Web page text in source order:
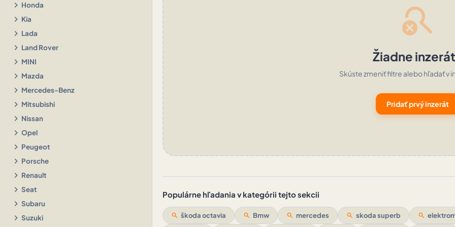
chevron_right Honda
chevron_right Kia
chevron_right Lada
chevron_right Land Rover
chevron_right MINI
chevron_right Mazda
chevron_right Mercedes-Benz
chevron_right Mitsubishi
chevron_right Nissan
chevron_right Opel
chevron_right Peugeot
chevron_right Porsche
chevron_right Renault
chevron_right Seat
chevron_right Subaru
chevron_right Suzuki
search_off
Žiadne
Skúste zmeniť filtre alebo hľadať v
Pridať prvý inzerát
Populárne hľadania v kategórii tejto sekcii
search škoda octavia search Bmw search mercedes search skoda superb search